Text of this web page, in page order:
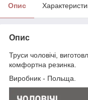
Опис
Опис
Труси чоловічі,
комфортна резинка.
Виробник - Польща.